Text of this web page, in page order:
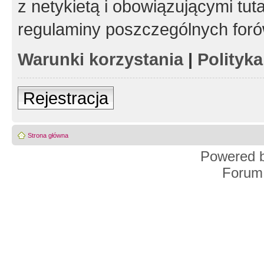
z netykietą i obowiązującymi
regulaminy poszczególnych
Warunki korzystania|
Rejestracja
Strona główna
Powered